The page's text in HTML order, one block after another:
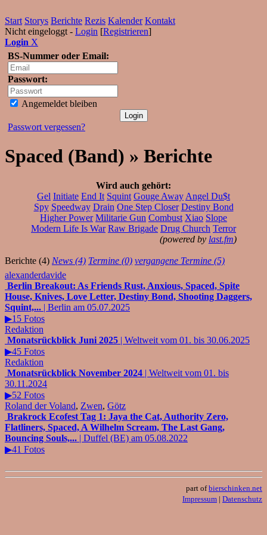
Start Storys Berichte Rezis Kalender Kontakt
Nicht eingeloggt - Login [Registrieren]
Login X
BS-Nummer oder Email:
Passwort:
Angemeldet bleiben
Passwort vergessen?
Spaced (Band) » Berichte
Wird auch gehört:
Gel Initiate End It Squint Gouge Away Angel Du$t
Spy Speedway Drain One Step Closer Destiny Bond
Higher Power Militarie Gun Combust Xiao Slope
Modern Life Is War Raw Brigade Drug Church Terror
(powered by last.fm)
Berichte (4) News (4) Termine (0) vergangene Termine (5)
alexanderdavide
Berlin Breakout: As Friends Rust, Anxious, Spaced, Spite
House, Knives, Love Letter, Destiny Bond, Shooting Daggers,
Squint,... | Berlin am 05.07.2025
▶15 Fotos
Redaktion
Monatsrückblick Juni 2025 | Weltweit vom 01. bis 30.06.2025
▶45 Fotos
Redaktion
Monatsrückblick November 2024 | Weltweit vom 01. bis
30.11.2024
▶52 Fotos
Roland der Voland, Zwen, Götz
Brakrock Ecofest Tag 1: Jaya the Cat, Authority Zero,
Flatliners, Spaced, A Wilhelm Scream, The Last Gang,
Bouncing Souls,... | Duffel (BE) am 05.08.2022
▶41 Fotos
part ofbierschinken.net
Impressum | Datenschutz